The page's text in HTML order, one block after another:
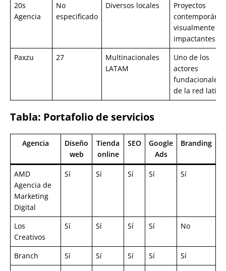
20s
Agencia
No
especificado
Diversos locales
Proyectos
visualmente
impactantes.
Paxzu
27
Multinacionales
LATAM
Uno de los
actores
fundacionales
de la red
Tabla: Portafolio de servicios
Agencia
Diseño
web
Tienda
online
SEO
Google
Ads
Branding
AMD
Agencia de
Marketing
Digital
Sí Sí Sí Sí Sí
Los
Creativos
Sí Sí Sí Sí No
Branch Sí Sí Sí Sí
Sí